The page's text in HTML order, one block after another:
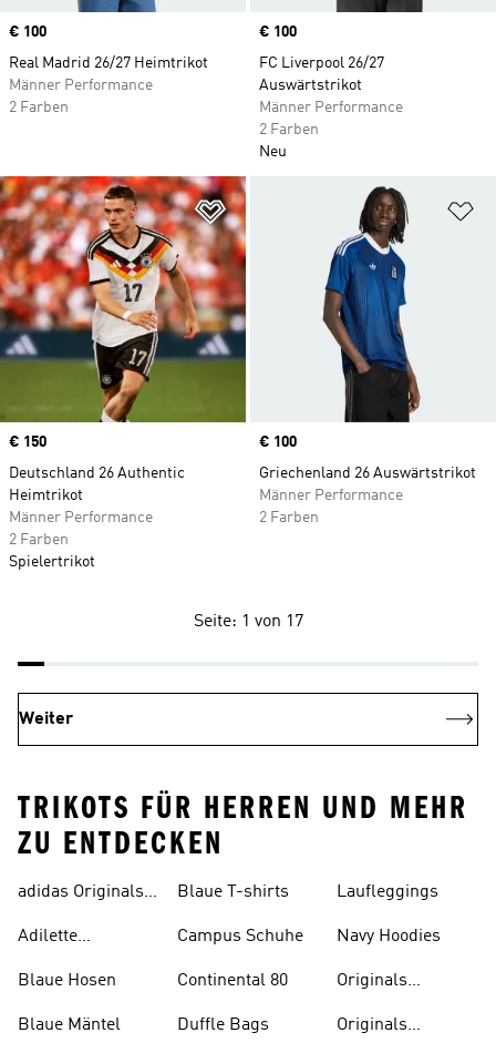
Price
€ 100
Real Madrid 26/27 Heimtrikot
Männer Performance
2 Farben
Price
€ 100
FC Liverpool 26/27
Auswärtstrikot
Männer Performance
2 Farben
Neu
Zur Wunschliste hinzufügen
Price
€ 150
Deutschland 26 Authentic
Heimtrikot
Männer Performance
2 Farben
Spielertrikot
Price
€ 100
Griechenland 26 Auswärtstrikot
Männer Performance
2 Farben
Seite: 1 von 17
Weiter
TRIKOTS FÜR HERREN UND MEHR
ZU ENTDECKEN
adidas Originals
Adilette
Blaue Hosen
Blaue Mäntel
Blaue T-shirts
Campus Schuhe
Continental 80
Duffle Bags
Laufleggings
Navy Hoodies
Originals
Originals